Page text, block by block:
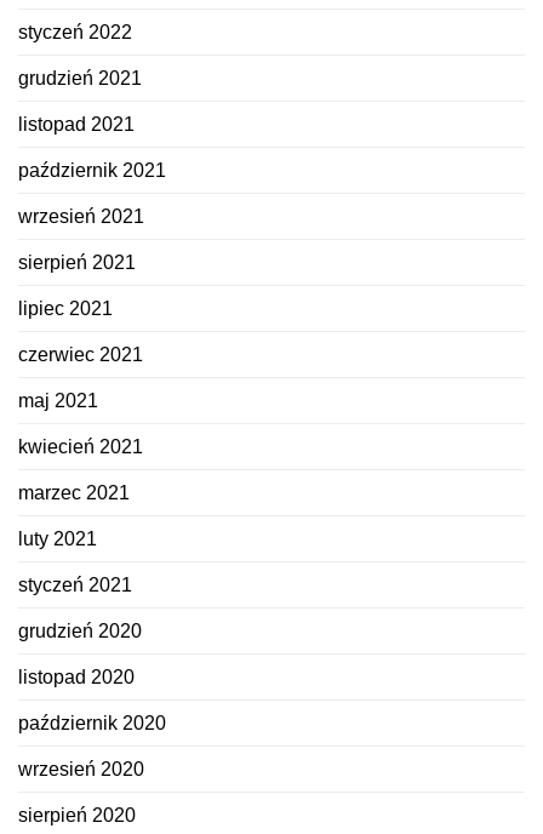
styczeń 2022
grudzień 2021
listopad 2021
październik 2021
wrzesień 2021
sierpień 2021
lipiec 2021
czerwiec 2021
maj 2021
kwiecień 2021
marzec 2021
luty 2021
styczeń 2021
grudzień 2020
listopad 2020
październik 2020
wrzesień 2020
sierpień 2020